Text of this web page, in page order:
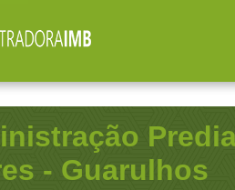
- Guarulhos